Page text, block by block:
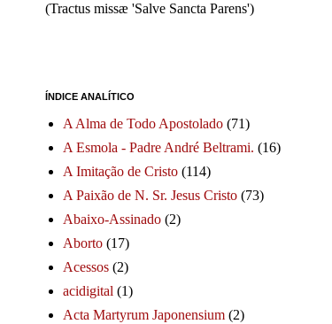
(Tractus missæ 'Salve Sancta Parens')
ÍNDICE ANALÍTICO
A Alma de Todo Apostolado (71)
A Esmola - Padre André Beltrami. (16)
A Imitação de Cristo (114)
A Paixão de N. Sr. Jesus Cristo (73)
Abaixo-Assinado (2)
Aborto (17)
Acessos (2)
acidigital (1)
Acta Martyrum Japonensium (2)